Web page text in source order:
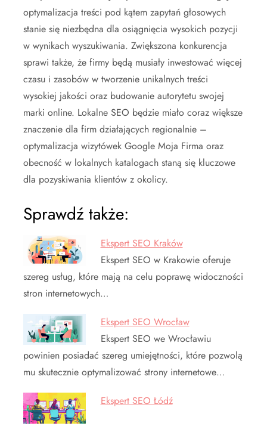
optymalizacja treści pod kątem zapytań głosowych
stanie się niezbędna dla osiągnięcia wysokich pozycji
w wynikach wyszukiwania. Zwiększona konkurencja
sprawi także, że firmy będą musiały inwestować więcej
czasu i zasobów w tworzenie unikalnych treści
wysokiej jakości oraz budowanie autorytetu swojej
marki online. Lokalne SEO będzie miało coraz większe
znaczenie dla firm działających regionalnie –
optymalizacja wizytówek Google Moja Firma oraz
obecność w lokalnych katalogach staną się kluczowe
dla pozyskiwania klientów z okolicy.
Sprawdź także:
Ekspert SEO Kraków
Ekspert SEO w Krakowie oferuje
szereg usług, które mają na celu poprawę widoczności
stron internetowych…
Ekspert SEO Wrocław
Ekspert SEO we Wrocławiu
powinien posiadać szereg umiejętności, które pozwolą
mu skutecznie optymalizować strony internetowe…
Ekspert SEO Łódź